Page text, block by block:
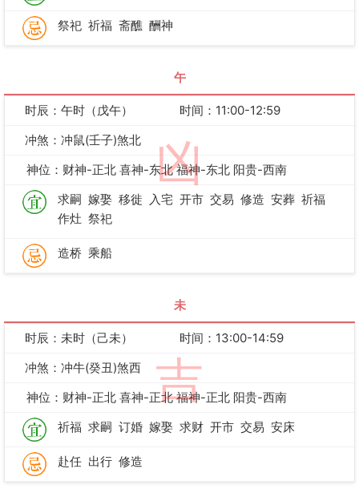
祭祀 祈福 斋醮 酬神
午
凶
时辰：午时（戊午）
时间：11:00-12:59
冲煞：冲鼠(壬子)煞北
神位：财神-正北 喜神-东北 福神-东北 阳贵-西南
求嗣 嫁娶 移徙 入宅 开市 交易 修造 安葬 祈福
作灶 祭祀
造桥 乘船
未
吉
时辰：未时（己未）
时间：13:00-14:59
冲煞：冲牛(癸丑)煞西
神位：财神-正北 喜神-正北 福神-正北 阳贵-西南
祈福 求嗣 订婚 嫁娶 求财 开市 交易 安床
赴任 出行 修造